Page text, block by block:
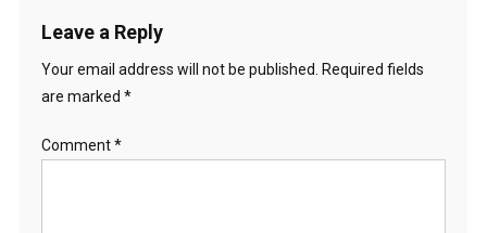
Leave a Reply
Your email address will not be published.
Required fields
are marked *
Comment*